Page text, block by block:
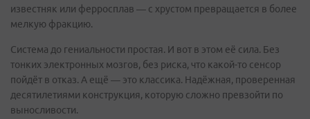
известняк или ферросплав — с хрустом превращается в более
мелкую фракцию.
Система до гениальности простая. И вот в этом её сила. Без
тонких электронных мозгов, без риска, что какой-то сенсор
пойдёт в отказ. А ещё — это классика. Надёжная, проверенная
десятилетиями конструкция, которую сложно превзойти по
выносливости.